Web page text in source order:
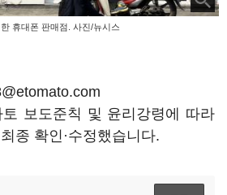
휴대폰 판매점. 사진/뉴시스
보도준칙 및 윤리강령에 따라
종 확인·수정했습니다.